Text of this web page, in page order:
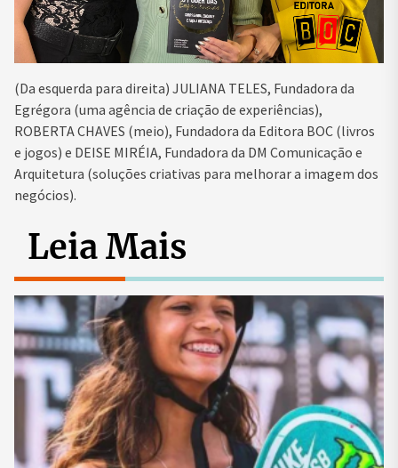
(Da esquerda para direita) JULIANA TELES, Fundadora da
Egrégora (uma agência de criação de experiências),
ROBERTA CHAVES (meio), Fundadora da Editora BOC (livros
e jogos) e DEISE MIRÉIA, Fundadora da DM Comunicação e
Arquitetura (soluções criativas para melhorar a imagem dos
negócios).
Leia Mais